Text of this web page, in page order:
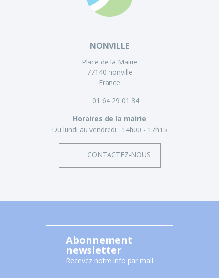
NONVILLE
Place de la Mairie
77140 nonville
France
01 64 29 01 34
Horaires de la mairie
Du lundi au vendredi : 14h00 - 17h15
CONTACTEZ-NOUS
Abonnement
newsletter
Recevez notre info par mail